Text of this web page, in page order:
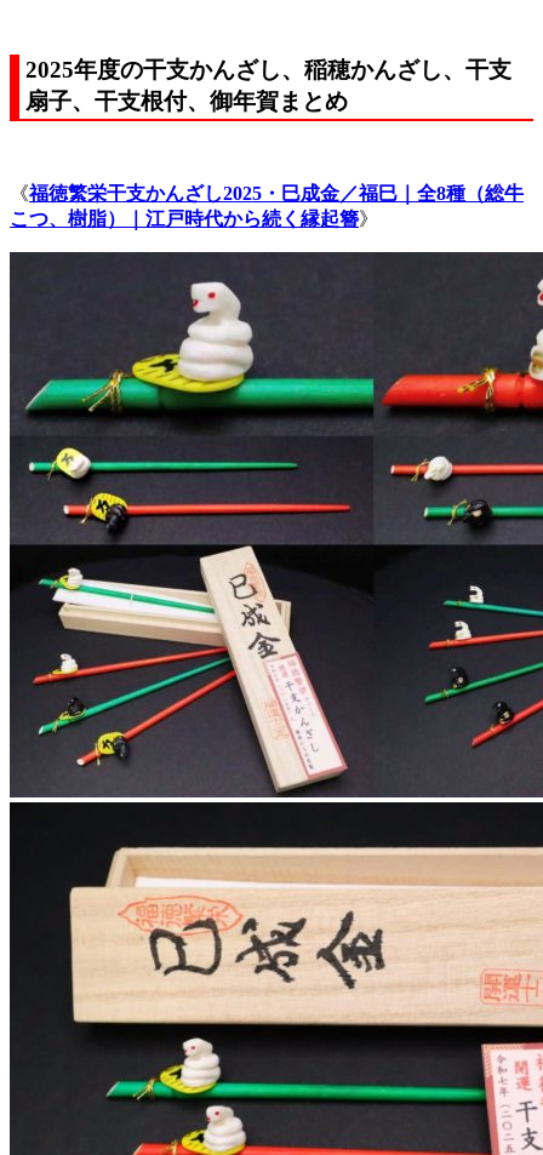
2025年度の干支かんざし、稲穂かんざし、干支
扇子、干支根付、御年賀まとめ
《福徳繁栄干支かんざし2025・巳成金／福巳｜全8種（総牛
こつ、樹脂）｜江戸時代から続く縁起簪》